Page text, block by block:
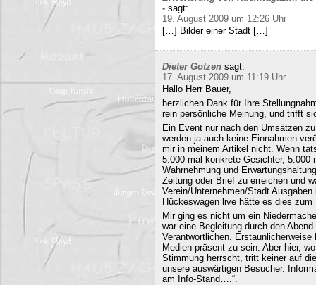
- sagt:
19. August 2009 um 12:26 Uhr
[…] Bilder einer Stadt […]
Dieter Gotzen sagt:
17. August 2009 um 11:19 Uhr
Hallo Herr Bauer,
herzlichen Dank für Ihre
rein persönliche Meinung, und trifft
Ein Event nur nach den Umsätzen
werden ja auch keine Einnahmen
mir in meinem Artikel nicht. Wenn
5.000 mal konkrete Gesichter, 5.000
Wahrnehmung und
Zeitung oder Brief zu erreichen und
Verein/Unternehmen/Stadt
Hückeswagen live hätte es dies zum
Mir ging es nicht um ein
war eine Begleitung durch den
Verantwortlichen.
Medien präsent zu sein. Aber hier,
Stimmung herrscht, tritt keiner auf
unsere auswärtigen Besucher.
am Info-Stand….“.